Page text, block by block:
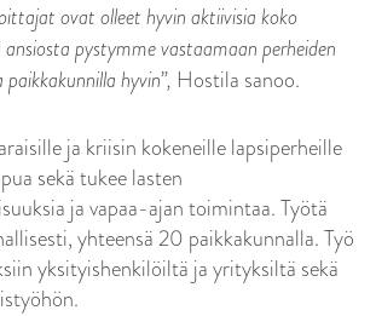
ovat olleet hyvin aktiivisia koko
pystymme vastaamaan perheiden
hyvin”, Hostila sanoo.
ja kriisin kokeneille lapsiperheille
sekä tukee lasten
ja vapaa-ajan toimintaa. Työtä
yhteensä 20 paikkakunnalla. Työ
yksityishenkilöiltä ja yrityksiltä sekä